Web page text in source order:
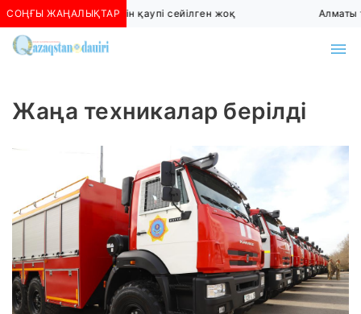
СОҢҒЫ ЖАҢАЛЫҚТАР
Алматыда көшкін қаупі сейілген жоқ Алматы
Жаңа техникалар берілді